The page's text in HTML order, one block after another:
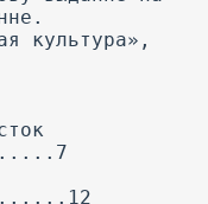
культура»,